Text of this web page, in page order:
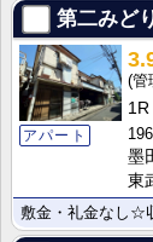
第二みど
アパート
1R
墨
東
敷金・礼金なし☆